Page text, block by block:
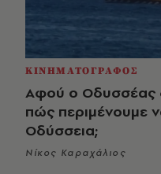
ΚΙΝΗΜΑΤΟΓΡΑΦΟΣ
Αφού ο Οδυσσέας
πώς περιμένουμε
Οδύσσεια;
Νίκος Καραχάλιος